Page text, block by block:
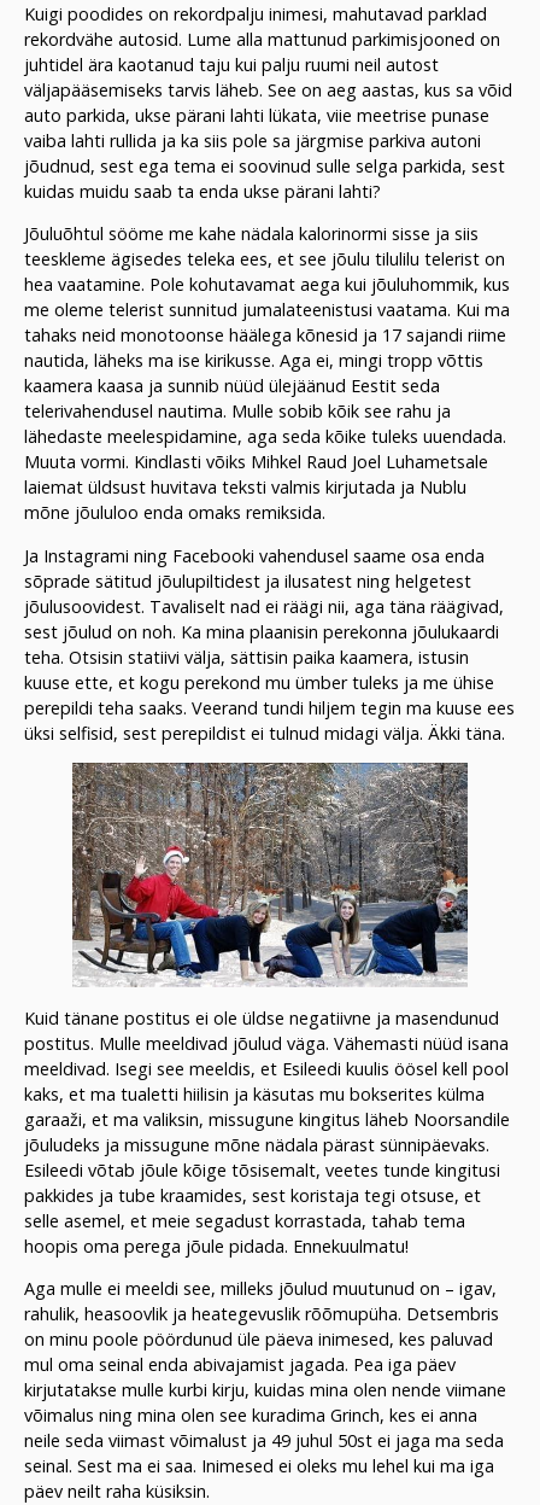
Kuigi poodides on rekordpalju inimesi, mahutavad parklad
rekordvähe autosid. Lume alla mattunud parkimisjooned on
juhtidel ära kaotanud taju kui palju ruumi neil autost
väljapääsemiseks tarvis läheb. See on aeg aastas, kus sa võid
auto parkida, ukse pärani lahti lükata, viie meetrise punase
vaiba lahti rullida ja ka siis pole sa järgmise parkiva autoni
jõudnud, sest ega tema ei soovinud sulle selga parkida, sest
kuidas muidu saab ta enda ukse pärani lahti?
Jõuluõhtul sööme me kahe nädala kalorinormi sisse ja siis
teeskleme ägisedes teleka ees, et see jõulu tilulilu telerist on
hea vaatamine. Pole kohutavamat aega kui jõuluhommik, kus
me oleme telerist sunnitud jumalateenistusi vaatama. Kui ma
tahaks neid monotoonse häälega kõnesid ja 17 sajandi riime
nautida, läheks ma ise kirikusse. Aga ei, mingi tropp võttis
kaamera kaasa ja sunnib nüüd ülejäänud Eestit seda
telerivahendusel nautima. Mulle sobib kõik see rahu ja
lähedaste meelespidamine, aga seda kõike tuleks uuendada.
Muuta vormi. Kindlasti võiks Mihkel Raud Joel Luhametsale
laiemat üldsust huvitava teksti valmis kirjutada ja Nublu
mõne jõululoo enda omaks remiksida.
Ja Instagrami ning Facebooki vahendusel saame osa enda
sõprade sätitud jõulupiltidest ja ilusatest ning helgetest
jõulusoovidest. Tavaliselt nad ei räägi nii, aga täna räägivad,
sest jõulud on noh. Ka mina plaanisin perekonna jõulukaardi
teha. Otsisin statiivi välja, sättisin paika kaamera, istusin
kuuse ette, et kogu perekond mu ümber tuleks ja me ühise
perepildi teha saaks. Veerand tundi hiljem tegin ma kuuse ees
üksi selfisid, sest perepildist ei tulnud midagi välja. Äkki täna.
Kuid tänane postitus ei ole üldse negatiivne ja masendunud
postitus. Mulle meeldivad jõulud väga. Vähemasti nüüd isana
meeldivad. Isegi see meeldis, et Esileedi kuulis öösel kell pool
kaks, et ma tualetti hiilisin ja käsutas mu bokserites külma
garaaži, et ma valiksin, missugune kingitus läheb Noorsandile
jõuludeks ja missugune mõne nädala pärast sünnipäevaks.
Esileedi võtab jõule kõige tõsisemalt, veetes tunde kingitusi
pakkides ja tube kraamides, sest koristaja tegi otsuse, et
selle asemel, et meie segadust korrastada, tahab tema
hoopis oma perega jõule pidada. Ennekuulmatu!
Aga mulle ei meeldi see, milleks jõulud muutunud on – igav,
rahulik, heasoovlik ja heategevuslik rõõmupüha. Detsembris
on minu poole pöördunud üle päeva inimesed, kes paluvad
mul oma seinal enda abivajamist jagada. Pea iga päev
kirjutatakse mulle kurbi kirju, kuidas mina olen nende viimane
võimalus ning mina olen see kuradima Grinch, kes ei anna
neile seda viimast võimalust ja 49 juhul 50st ei jaga ma seda
seinal. Sest ma ei saa. Inimesed ei oleks mu lehel kui ma iga
päev neilt raha küsiksin.